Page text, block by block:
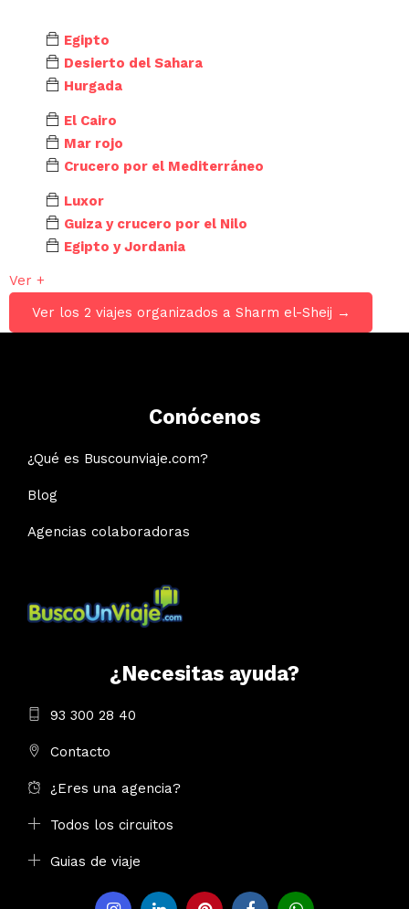
Egipto
Desierto del Sahara
Hurgada
El Cairo
Mar rojo
Crucero por el Mediterráneo
Luxor
Guiza y crucero por el Nilo
Egipto y Jordania
Ver +
Ver los 2 viajes organizados a Sharm el-Sheij →
Conócenos
¿Qué es Buscounviaje.com?
Blog
Agencias colaboradoras
¿Necesitas ayuda?
93 300 28 40
Contacto
¿Eres una agencia?
Todos los circuitos
Guias de viaje